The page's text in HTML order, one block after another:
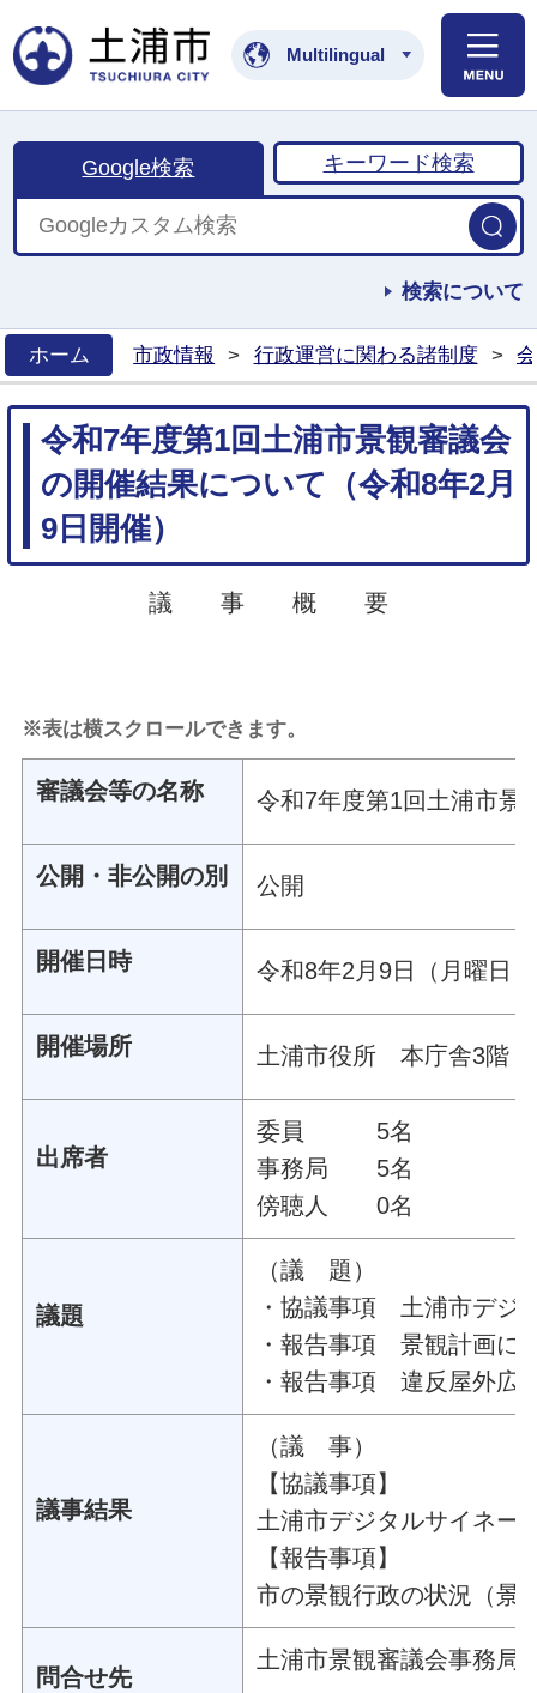
土浦市公式ホームペ
Multilingual
Google検索 キーワード検索
検索について
ホーム
市政情報 > 行政運営に関わる諸制度 >
令和7年度第1回土浦市景観審議会
の開催結果について（令和8年2月
9日開催）
議 事 概 要
※表は横スクロールできます。
審議会等の名称 令和7年度第1回土浦市景
公開・非公開の別 公開
開催日時 令和8年2月9日（月曜日
開催場所 土浦市役所 本庁舎3階
出席者
委員 5名
事務局 5名
傍聴人 0名
議題
（議 題）
・協議事項 土浦市デジ
・報告事項 景観計画に
・報告事項 違反屋外広
議事結果
（議 事）
【協議事項】
土浦市デジタルサイネー
【報告事項】
市の景観行政の状況（景
問合せ先
土浦市景観審議会事務局